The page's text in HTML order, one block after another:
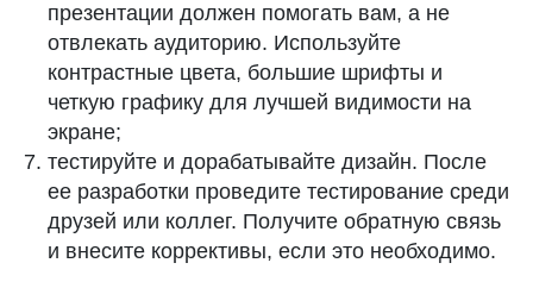
презентации должен помогать вам, а не
отвлекать аудиторию. Используйте
контрастные цвета, большие шрифты и
четкую графику для лучшей видимости на
экране;
тестируйте и дорабатывайте дизайн. После
ее разработки проведите тестирование среди
друзей или коллег. Получите обратную связь
и внесите коррективы, если это необходимо.